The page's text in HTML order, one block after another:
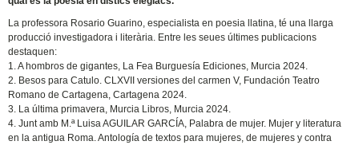
La professora Rosario Guarino, especialista en poesia llatina, té una llarga
producció investigadora i literària. Entre les seues últimes publicacions
destaquen:
1. A hombros de gigantes, La Fea Burguesía Ediciones, Murcia 2024.
2. Besos para Catulo. CLXVII versiones del carmen V, Fundación Teatro
Romano de Cartagena, Cartagena 2024.
3. La última primavera, Murcia Libros, Murcia 2024.
4. Junt amb M.ª Luisa AGUILAR GARCÍA, Palabra de mujer. Mujer y literatura
en la antigua Roma. Antología de textos para mujeres, de mujeres y contra